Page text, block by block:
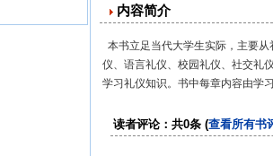
内容简介
本书立足当代大学生实际，主要
仪、语言礼仪、校园礼仪、社交礼
学习礼仪知识。书中每章内容由学
读者评论：共0条 (查看所有书